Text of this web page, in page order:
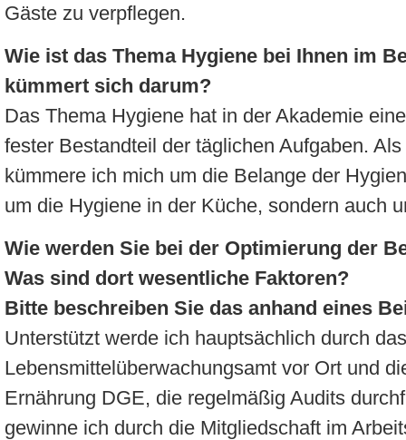
Gäste zu verpflegen.
Wie ist das Thema Hygiene bei Ihnen im
kümmert sich darum?
Das Thema Hygiene hat in der Akademie
fester Bestandteil der täglichen Aufgaben.
kümmere ich mich um die Belange der
um die Hygiene in der Küche, sondern auch
Wie werden Sie bei der Optimierung der
Was sind dort wesentliche Faktoren?
Bitte beschreiben Sie das anhand eines
Unterstützt werde ich hauptsächlich durch das
Lebensmittelüberwachungsamt vor Ort und
Ernährung DGE, die regelmäßig Audits
gewinne ich durch die Mitgliedschaft im